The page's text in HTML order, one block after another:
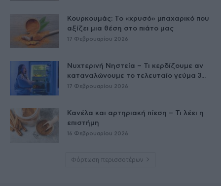
Κουρκουμάς: Το «χρυσό» μπαχαρικό που
αξίζει μια θέση στο πιάτο μας
17 Φεβρουαρίου 2026
Νυχτερινή Νηστεία – Τι κερδίζουμε αν
καταναλώνουμε το τελευταίο γεύμα 3...
17 Φεβρουαρίου 2026
Κανέλα και αρτηριακή πίεση – Τι λέει η
επιστήμη
16 Φεβρουαρίου 2026
Φόρτωση περισσοτέρων